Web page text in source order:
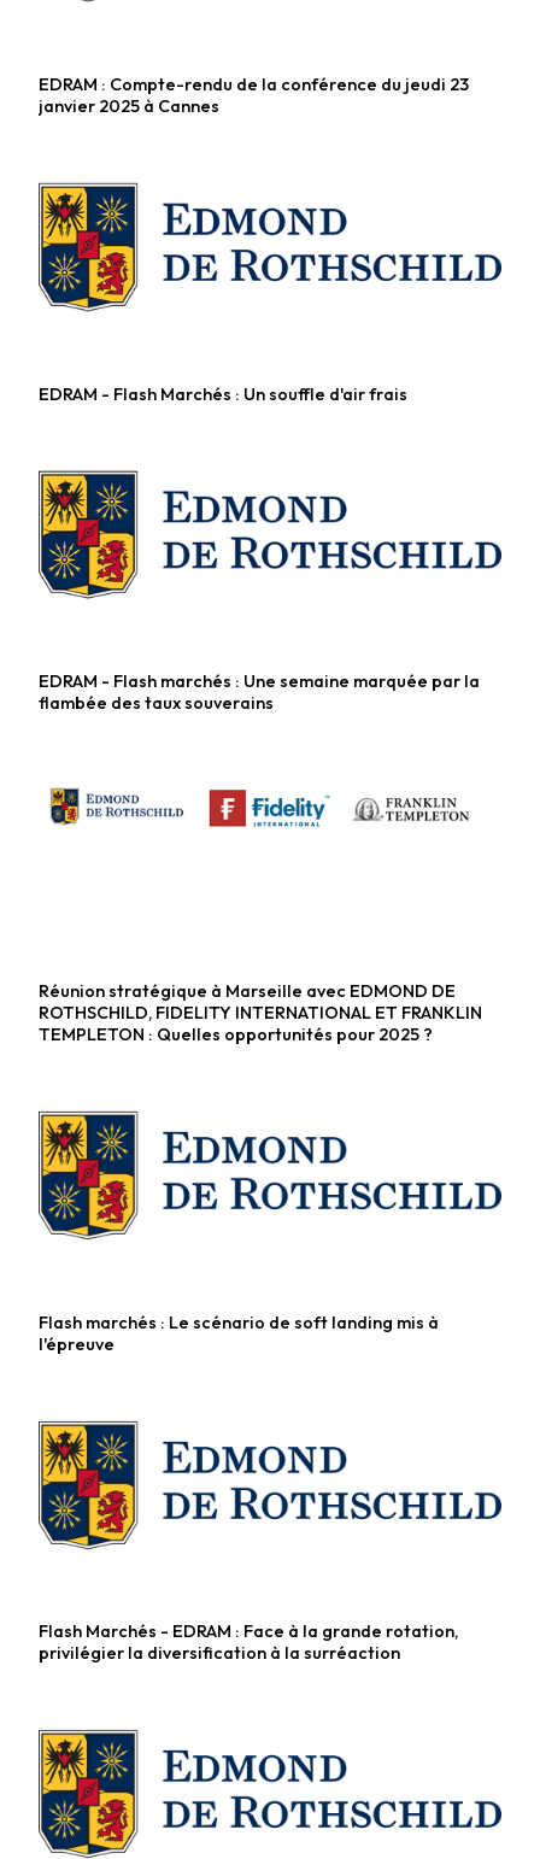
Fonds diversifiés
EDRAM : Compte-rendu de la conférence du jeudi 23
janvier 2025 à Cannes
Fonds diversifiés
EDRAM - Flash Marchés : Un souffle d'air frais
Fonds diversifiés
EDRAM - Flash marchés : Une semaine marquée par la
flambée des taux souverains
Fonds actions
Réunion stratégique à Marseille avec EDMOND DE
ROTHSCHILD, FIDELITY INTERNATIONAL ET FRANKLIN
TEMPLETON : Quelles opportunités pour 2025 ?
Fonds diversifiés
Flash marchés : Le scénario de soft landing mis à
l'épreuve
Fonds diversifiés
Flash Marchés - EDRAM : Face à la grande rotation,
privilégier la diversification à la surréaction